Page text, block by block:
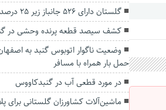
گلستان دارای ۵۲۶ جانباز زیر ۲۵ درصد است
کشف سیصد قطعه پرنده وحشی در
وضعیت ناگوار اتوبوس گنبد به
حمل بار همراه با مسافر
در مورد قطعی آب در گنبدکاووس
ماشین‌آلات کشاورزان گلستانی برای